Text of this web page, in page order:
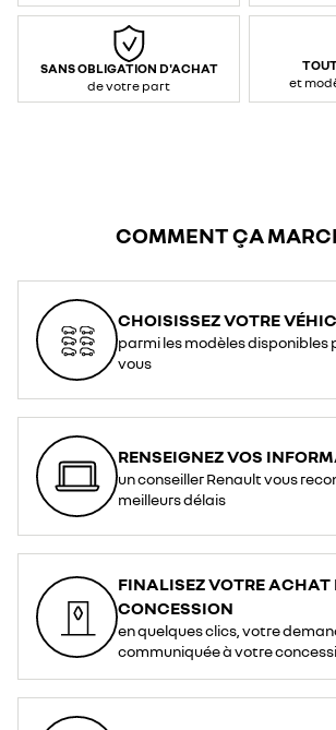
SANS OBLIGATION D'ACHAT
de votre part
et
COMMENT ÇA
CHOISISSEZ VOTRE
parmi les modèles disponibles
vous
RENSEIGNEZ VOS
un conseiller Renault vous
meilleurs délais
FINALISEZ VOTRE ACHAT
CONCESSION
en quelques clics, votre
communiquée à votre